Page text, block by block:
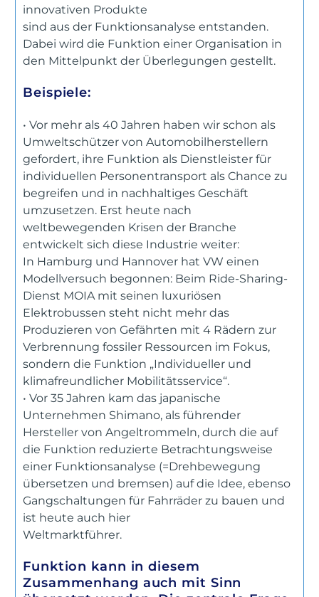
innovativen Produkte
sind aus der Funktionsanalyse entstanden.
Dabei wird die Funktion einer Organisation in
den Mittelpunkt der Überlegungen gestellt.
Beispiele:
• Vor mehr als 40 Jahren haben wir schon als
Umweltschützer von Automobilherstellern
gefordert, ihre Funktion als Dienstleister für
individuellen Personentransport als Chance zu
begreifen und in nachhaltiges Geschäft
umzusetzen. Erst heute nach
weltbewegenden Krisen der Branche
entwickelt sich diese Industrie weiter:
In Hamburg und Hannover hat VW einen
Modellversuch begonnen: Beim Ride-Sharing-
Dienst MOIA mit seinen luxuriösen
Elektrobussen steht nicht mehr das
Produzieren von Gefährten mit 4 Rädern zur
Verbrennung fossiler Ressourcen im Fokus,
sondern die Funktion „Individueller und
klimafreundlicher Mobilitätsservice“.
• Vor 35 Jahren kam das japanische
Unternehmen Shimano, als führender
Hersteller von Angeltrommeln, durch die auf
die Funktion reduzierte Betrachtungsweise
einer Funktionsanalyse (=Drehbewegung
übersetzen und bremsen) auf die Idee, ebenso
Gangschaltungen für Fahrräder zu bauen und
ist heute auch hier
Weltmarktführer.
Funktion kann in diesem
Zusammenhang auch mit Sinn